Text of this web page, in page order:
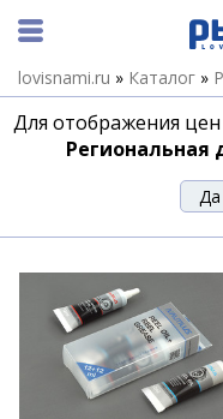
lovisnami.ru » Каталог »
Смазки
Сортировка
Для отображения цен
Региональная